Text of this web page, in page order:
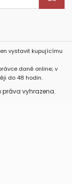
vystavit kupujícímu
daně online; v
do 48 hodin.
práva vyhrazena.